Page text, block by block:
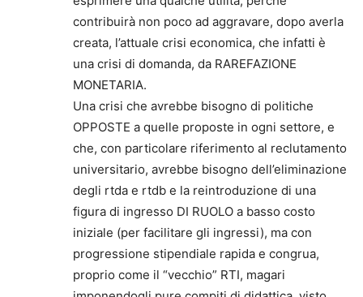
contribuirà non poco ad aggravare, dopo averla
creata, l’attuale crisi economica, che infatti è
una crisi di domanda, da RAREFAZIONE
MONETARIA.
Una crisi che avrebbe bisogno di politiche
OPPOSTE a quelle proposte in ogni settore, e
che, con particolare riferimento al reclutamento
universitario, avrebbe bisogno dell’eliminazione
degli rtda e rtdb e la reintroduzione di una
figura di ingresso DI RUOLO a basso costo
iniziale (per facilitare gli ingressi), ma con
progressione stipendiale rapida e congrua,
proprio come il “vecchio” RTI, magari